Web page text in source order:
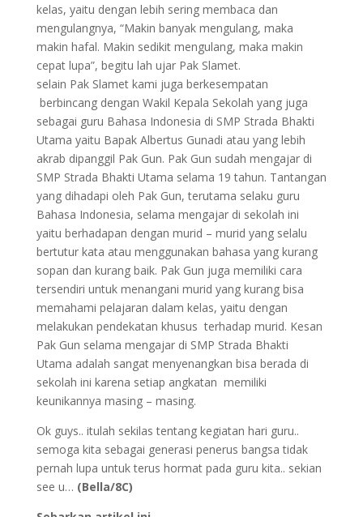
kelas, yaitu dengan lebih sering membaca dan
mengulangnya, “Makin banyak mengulang, maka
makin hafal. Makin sedikit mengulang, maka makin
cepat lupa”, begitu lah ujar Pak Slamet.
selain Pak Slamet kami juga berkesempatan
berbincang dengan Wakil Kepala Sekolah yang juga
sebagai guru Bahasa Indonesia di SMP Strada Bhakti
Utama yaitu Bapak Albertus Gunadi atau yang lebih
akrab dipanggil Pak Gun. Pak Gun sudah mengajar di
SMP Strada Bhakti Utama selama 19 tahun. Tantangan
yang dihadapi oleh Pak Gun, terutama selaku guru
Bahasa Indonesia, selama mengajar di sekolah ini
yaitu berhadapan dengan murid – murid yang selalu
bertutur kata atau menggunakan bahasa yang kurang
sopan dan kurang baik. Pak Gun juga memiliki cara
tersendiri untuk menangani murid yang kurang bisa
memahami pelajaran dalam kelas, yaitu dengan
melakukan pendekatan khusus terhadap murid. Kesan
Pak Gun selama mengajar di SMP Strada Bhakti
Utama adalah sangat menyenangkan bisa berada di
sekolah ini karena setiap angkatan memiliki
keunikannya masing – masing.
Ok guys.. itulah sekilas tentang kegiatan hari guru..
semoga kita sebagai generasi penerus bangsa tidak
pernah lupa untuk terus hormat pada guru kita.. sekian
see u… (Bella/8C)